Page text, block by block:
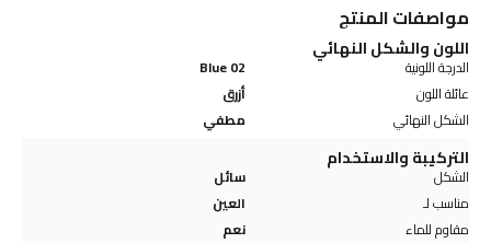
مواصفات المنتج
اللون والشكل النهائي
الدرجة اللونية
02 Blue
عائلة اللون
أزرق
الشكل النهائي
مطفي
التركيبة والاستخدام
الشكل
سائل
مناسب لـ
العين
مقاوم للماء
نعم